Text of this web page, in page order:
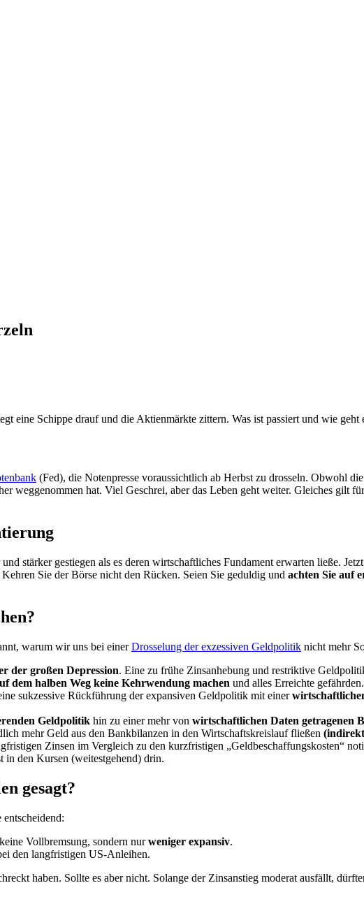
eine Schippe drauf und die Aktienmärkte zittern. Was ist passiert und wie geht
(Fed), die Notenpresse voraussichtlich ab Herbst zu drosseln. Obwohl
weggenommen hat. Viel Geschrei, aber das Leben geht weiter. Gleiches gilt
stärker gestiegen als es deren wirtschaftliches Fundament erwarten ließe.
Sie der Börse nicht den Rücken. Seien Sie geduldig und achten Sie auf
warum wir uns bei einerDrosselung der exzessiven Geldpolitik nicht mehr
der großen Depression. Eine zu frühe Zinsanhebung und restriktive
dem halben Weg keine Kehrwendung machen und alles Erreichte gefährden.
sukzessive Rückführung der expansiven Geldpolitik mit einer
Geldpolitik hin zu einer mehr von wirtschaftlichen Daten getragenen
mehr Geld aus den Bankbilanzen in den Wirtschaftskreislauf fließen
Zinsen im Vergleich zu den kurzfristigen „Geldbeschaffungskosten“
in den Kursen (weitestgehend) drin.
gesagt?
Vollbremsung, sondern nurweniger expansiv.
den langfristigen US-Anleihen.
haben. Sollte es aber nicht. Solange der Zinsanstieg moderat ausfällt,